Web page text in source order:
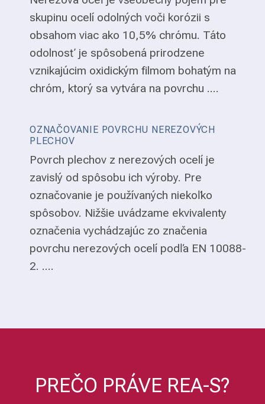
skupinu ocelí odolných voči korózii s
obsahom viac ako 10,5% chrómu. Táto
odolnosť je spôsobená prirodzene
vznikajúcim oxidickým filmom bohatým na
chróm, ktorý sa vytvára na povrchu ....
OZNAČOVANIE POVRCHU NEREZOVÝCH
PLECHOV
Povrch plechov z nerezových ocelí je
zavislý od spôsobu ich výroby. Pre
označovanie je používaných niekoľko
spôsobov. Nižšie uvádzame ekvivalenty
označenia vychádzajúc zo značenia
povrchu nerezových ocelí podľa EN 10088-
2. ....
PREČO PRÁVE REA-S?